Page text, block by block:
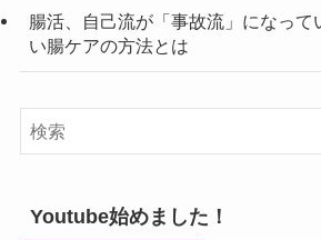
腸活、自己流が「事故流」になって
い腸ケアの方法とは
Youtube始めました！